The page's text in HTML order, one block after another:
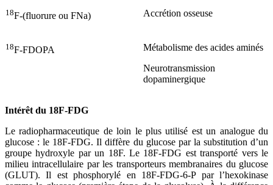
18F-(fluorure ou FNa) Accrétion osseuse
18F-FDOPA
Métabolisme des acides aminés
Neurotransmission
dopaminergique
Intérêt du 18F-FDG
Le radiopharmaceutique de loin le plus utilisé est un analogue du
glucose : le 18F-FDG. Il diffère du glucose par la substitution d’un
groupe hydroxyle par un 18F. Le 18F-FDG est transporté vers le
milieu intracellulaire par les transporteurs membranaires du glucose
(GLUT). Il est phosphorylé en 18F-FDG-6-P par l’hexokinase